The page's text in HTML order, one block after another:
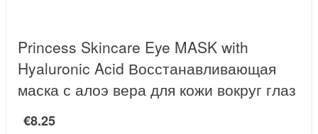
Princess Skincare Eye MASK with
Hyaluronic Acid Восстанавливающая
маска с алоэ вера для кожи вокруг глаз
€8.25